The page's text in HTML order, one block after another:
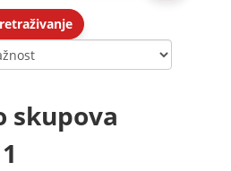
skupova